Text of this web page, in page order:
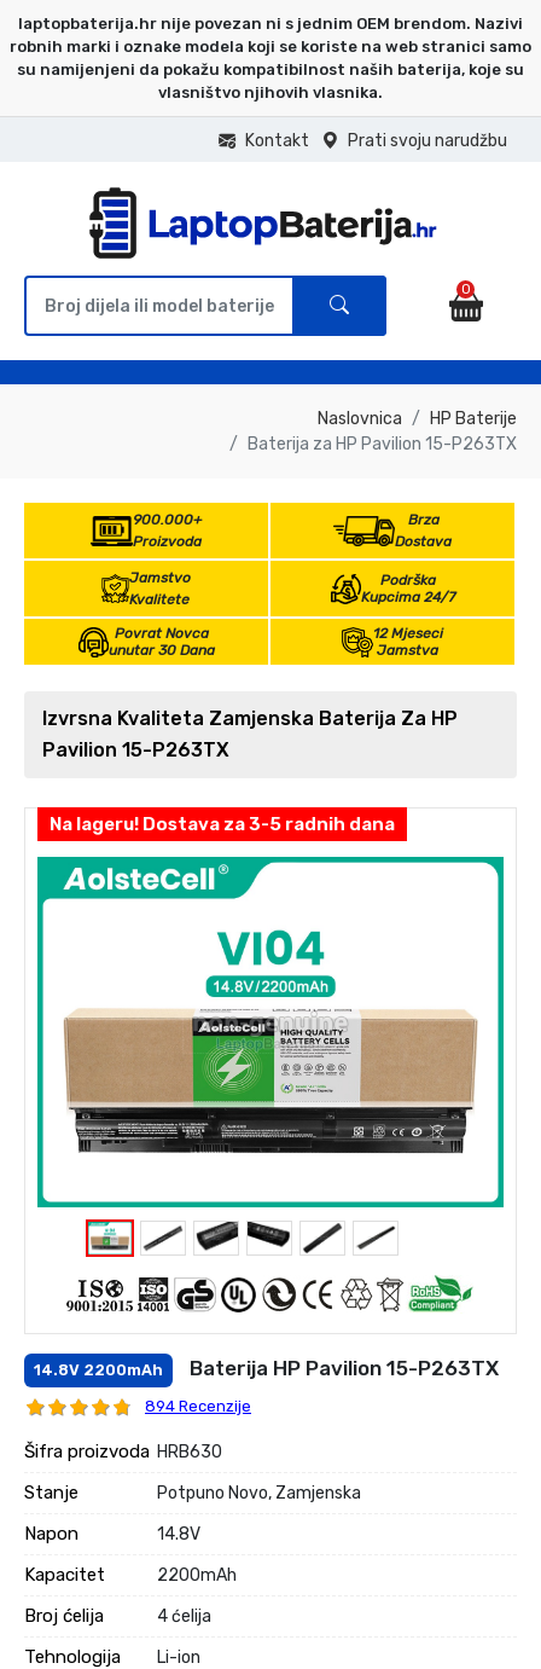
laptopbaterija.hr nije povezan ni s jednim OEM brendom. Nazivi
robnih marki i oznake modela koji se koriste na web stranici samo
su namijenjeni da pokažu kompatibilnost naših baterija, koje su
vlasništvo njihovih vlasnika.
Prati svoju narudžbu
Kontakt
0
Naslovnica
HP Baterije
Baterija za HP Pavilion 15-P263TX
900.000+
Proizvoda
Brza
Dostava
Jamstvo
Kvalitete
Podrška
Kupcima 24/7
Povrat Novca
unutar 30 Dana
12 Mjeseci
Jamstva
Izvrsna Kvaliteta Zamjenska Baterija Za HP
Pavilion 15-P263TX
Na lageru! Dostava za 3-5 radnih dana
14.8V 2200mAh Baterija HP Pavilion 15-P263TX
894 Recenzije
Šifra proizvoda HRB630
Stanje Potpuno Novo, Zamjenska
Napon 14.8V
Kapacitet 2200mAh
Broj ćelija 4 ćelija
Tehnologija Li-ion